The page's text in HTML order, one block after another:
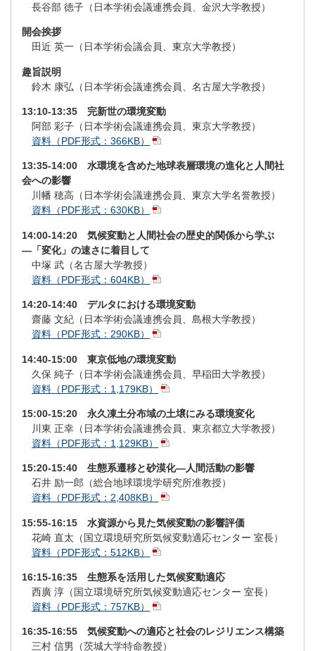
長谷部 徳子（日本学術会議連携会員、金沢大学教授）
開会挨拶
田近 英一（日本学術会議会員、東京大学教授）
趣旨説明
鈴木 康弘（日本学術会議連携会員、名古屋大学教授）
13:10-13:35 完新世の環境変動
阿部 彩子（日本学術会議連携会員、東京大学教授）
資料（PDF形式：366KB）
13:35-14:00 水環境を含めた地球表層環境の進化と人間社
会への影響
川幡 穂高（日本学術会議連携会員、東京大学名誉教授）
資料（PDF形式：630KB）
14:00-14:20 気候変動と人間社会の歴史的関係から学ぶ
―「変化」の速さに着目して
中塚 武（名古屋大学教授）
資料（PDF形式：604KB）
14:20-14:40 デルタにおける環境変動
齋藤 文紀（日本学術会議連携会員、島根大学教授）
資料（PDF形式：290KB）
14:40-15:00 東京低地の環境変動
久保 純子（日本学術会議連携会員、早稲田大学教授）
資料（PDF形式：1,179KB）
15:00-15:20 永久凍土分布域の土壌にみる環境変化
川東 正幸（日本学術会議連携会員、東京都立大学教授）
資料（PDF形式：1,129KB）
15:20-15:40 生態系遷移と砂漠化―人間活動の影響
石井 励一郎（総合地球環境学研究所准教授）
資料（PDF形式：2,408KB）
15:55-16:15 水資源から見た気候変動の影響評価
花崎 直太（国立環境研究所気候変動適応センター 室長）
資料（PDF形式：512KB）
16:15-16:35 生態系を活用した気候変動適応
西廣 淳（国立環境研究所気候変動適応センター 室長）
資料（PDF形式：757KB）
16:35-16:55 気候変動への適応と社会のレジリエンス構築
三村 信男（茨城大学特命教授）